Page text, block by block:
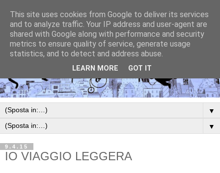
▼
▼
9.4.15
IO VIAGGIO LEGGERA
This site uses cookies from Google to deliver its services
and to analyze traffic. Your IP address and user-agent are
shared with Google along with performance and security
metrics to ensure quality of service, generate usage
statistics, and to detect and address abuse.
LEARN MORE GOT IT